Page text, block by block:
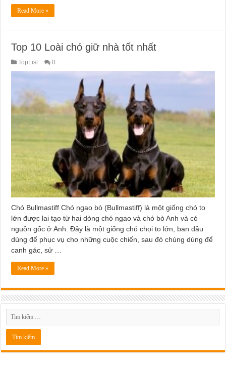
Read More »
Top 10 Loài chó giữ nhà tốt nhất
TopList 0
Chó Bullmastiff Chó ngao bò (Bullmastiff) là một giống chó to
lớn được lai tạo từ hai dòng chó ngao và chó bò Anh và có
nguồn gốc ở Anh. Đây là một giống chó chọi to lớn, ban đầu
dùng để phục vụ cho những cuộc chiến, sau đó chúng dùng để
canh gác, sử …
Read More »